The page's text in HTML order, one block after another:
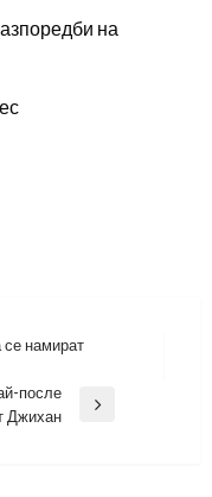
на
се намират
после
Джихан